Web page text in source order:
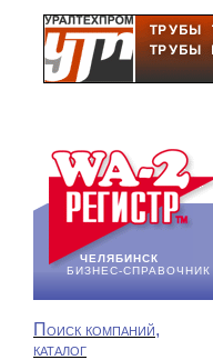
ЧЕЛЯБИНСК
БИЗНЕС-СПРАВОЧНИК
Поиск компаний,
каталог